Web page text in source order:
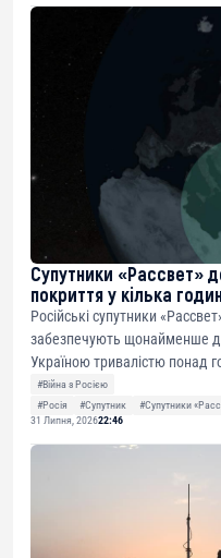
Супутники «Рассвет»
покриття у кілька
Російські супутники
забезпечують щонайменше
Україною тривалістю понад
#Війна з Росією
#Росія
#Супутник #Супутники
31 Липня, 202622:46